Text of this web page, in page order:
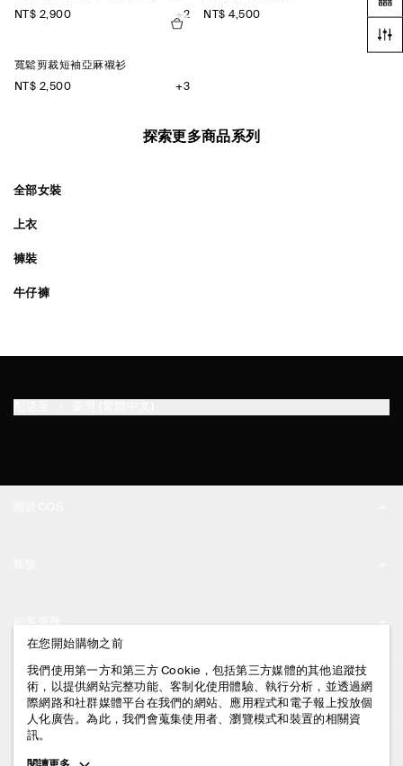
NT$ 2,900
+2
NT$ 4,500
寬鬆剪裁短袖亞麻襯衫
NT$ 2,500
+3
探索更多商品系列
全部女裝
上衣
褲裝
牛仔褲
門市資訊
登入 / 註冊
聯絡我們
配送說明
付款說明
法律資訊
隱私權政策
條款與細則
追蹤COS
在您開始購物之前
我們使用第一方和第三方 Cookie，包括第三方媒體的其他追蹤技
術，以提供網站完整功能、客制化使用體驗、執行分析，並透過網
際網路和社群媒體平台在我們的網站、應用程式和電子報上投放個
人化廣告。為此，我們會蒐集使用者、瀏覽模式和裝置的相關資
訊。